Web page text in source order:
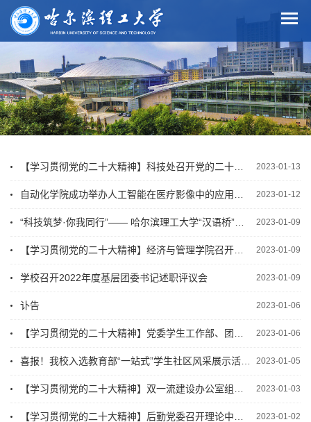
2023-01-13
2023-01-12
2023-01-09
2023-01-09
2023-01-09
学校召开2022年度基层团委书记述职评议会
2023-01-06
讣告
2023-01-06
2023-01-05
2023-01-03
2023-01-02